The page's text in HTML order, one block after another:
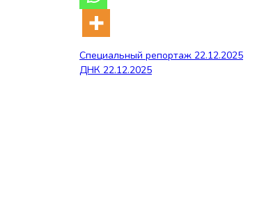
Навигация
по
Специальный репортаж 22.12.2025
ДНК 22.12.2025